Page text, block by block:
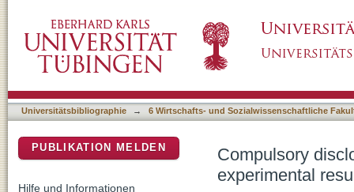
acquiring-a-company game
Universitätsbibliographie → 6 Wirtschafts- und Sozialwissenschaftliche
Compulsory
experimental
PUBLIKATION MELDEN
Hilfe und Informationen